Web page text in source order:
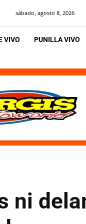
sábado, agosto 8, 2026
VIVO PUNILLA VIVO
ni